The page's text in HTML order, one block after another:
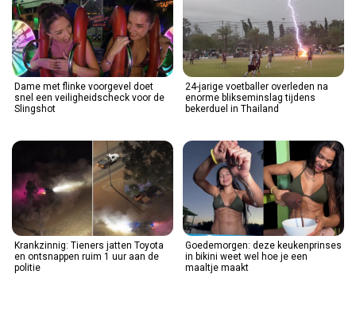
Dame met flinke voorgevel doet
snel een veiligheidscheck voor de
Slingshot
24-jarige voetballer overleden na
enorme blikseminslag tijdens
bekerduel in Thailand
Krankzinnig: Tieners jatten Toyota
en ontsnappen ruim 1 uur aan de
politie
Goedemorgen: deze keukenprinses
in bikini weet wel hoe je een
maaltje maakt